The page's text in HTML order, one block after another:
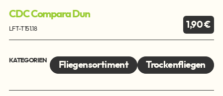
CDC Compara Dun
LFT-T151.18 1,90 €
KATEGORIEN Fliegensortiment Trockenfliegen